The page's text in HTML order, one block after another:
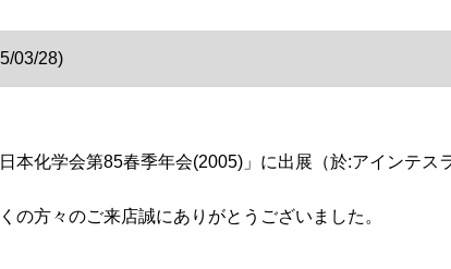
03/28)
日本化学会第85春季年会(2005)」に出展（於:アインテス
の方々のご来店誠にありがとうございました。